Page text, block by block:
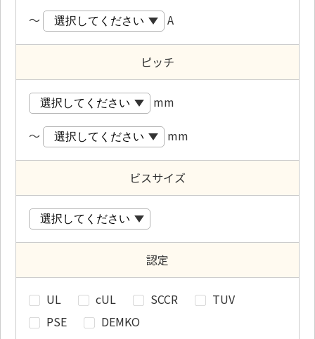
～
A
ピッチ
mm
～
mm
ビスサイズ
認定
UL cUL SCCR
TUV
PSE
DEMKO